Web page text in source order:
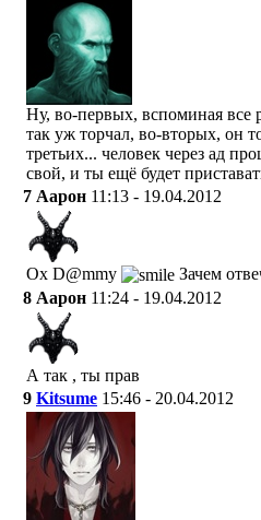
Ну, во-первых, вспоминая все
так уж торчал, во-вторых, он
третьих... человек через ад
свой, и ты ещё будет
7 Аарон 11:13 - 19.04.2012
Ох D@mmy
Зачем
8 Аарон 11:24 - 19.04.2012
А так , ты прав
9 Kitsume 15:46 - 20.04.2012